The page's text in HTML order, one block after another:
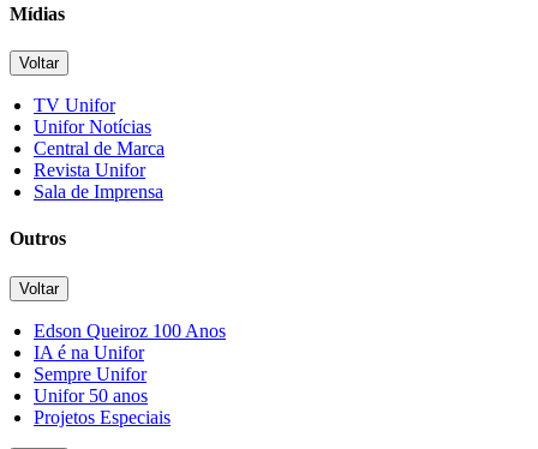
Mídias
Voltar
TV Unifor
Unifor Notícias
Central de Marca
Revista Unifor
Sala de Imprensa
Outros
Voltar
Edson Queiroz 100 Anos
IA é na Unifor
Sempre Unifor
Unifor 50 anos
Projetos Especiais